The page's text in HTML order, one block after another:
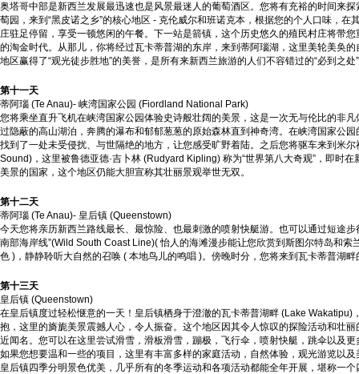
奥塔哥中部是新西兰发展最迅速也是风景最迷人的葡萄酒区。您将有充裕的时间来探
萄园，来到“黑皮诺之乡”的核心地区 - 克伦威尔和班诺克本，根据您的个人口味，在
庄驻足停留，享受一顿悠闲的午餐。下一站是箭镇，这个历史悠久的殖民村庄将带
的淘金时代。从那儿，你将经过瓦卡蒂普湖的东岸，来到蒂阿瑙湖，这里美轮美奂的
地区赢得了“观光徒步胜地”的美誉，是所有来新西兰旅游的人们不容错过的“必到之处
第十一天
蒂阿瑙 (Te Anau)- 峡湾国家公园 (Fiordland National Park)
您将乘坐直升飞机在峡湾国家公园体验史诗般壮阔的美景，这是一次无与伦比的非
过隐蔽的高山湖泊，奔腾的瀑布和郁郁葱葱的原始森林直到神奇湾。在峡湾国家公
找到了一处未受侵扰、与世隔绝的地方，让您感受旷野着陆。之后您将驱车来到米
Sound)，这里被鲁德亚德·吉卜林 (Rudyard Kipling) 称为“世界第八大奇观”，即时在
美景的国家，这个地区仍能大胆宣称其壮丽景观举世无双。
第十二天
蒂阿瑙 (Te Anau)- 皇后镇 (Queenstown)
今天您将亲历新西兰路线最长、最惊险、也最刺激的喷射快艇游。也可以通过短途步
南部海岸线”(Wild South Coast Line)( 怡人的海滩漫步能让您欣赏到斯图尔特岛和索
色 )，静静聆听大自然的召唤 ( 本地鸟儿的鸣唱 )。傍晚时分，您将来到瓦卡蒂普湖畔
第十三天
皇后镇 (Queenstown)
在皇后镇度过轻松惬意的一天！皇后镇栖身于澄澈的瓦卡蒂普湖畔 (Lake Wakatipu)
抱，这里的旖旎美景震撼人心，令人振奋。这个地区因其令人惊叹的探险活动和壮丽
近闻名。您可以在这里尝试滑雪，滑板滑雪，蹦极，飞行伞，喷射快艇，跳伞以及更
如果您想要温和一些的项目，这里有丰富多样的家庭活动，自然体验，观光游览以
皇后镇四季分明景色优美，几乎所有的冬季运动和各项活动都能全年开展，堪称一